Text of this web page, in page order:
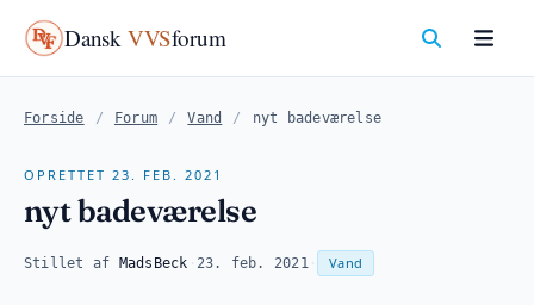
Dansk VVSforum
Forside / Forum / Vand / nyt badeværelse
OPRETTET 23. FEB. 2021
nyt badeværelse
Stillet af MadsBeck 23. feb. 2021· Vand